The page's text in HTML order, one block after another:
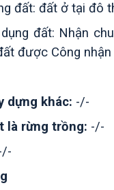
đất: đất ở tại đô
đất: Nhận
được Công
dựng khác: -/-
là rừng trồng: -/-